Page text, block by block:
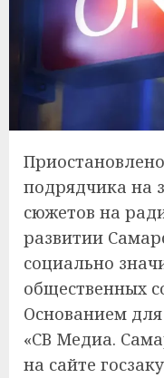
подрядчика на
сюжетов на
развитии
социально
общественных
Основанием
«СВ Медиа.
на сайте